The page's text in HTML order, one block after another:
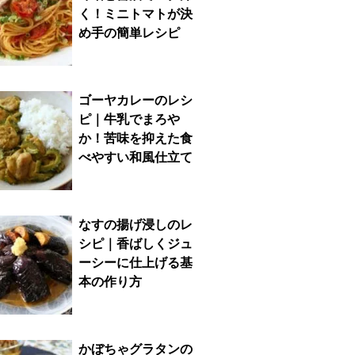
く！ミニトマトが決
め手の簡単レシピ
ゴーヤカレーのレシ
ピ｜牛乳でまろや
か！苦味を抑えた食
べやすい和風仕立て
なすの揚げ浸しのレ
シピ｜香ばしくジュ
ーシーに仕上げる基
本の作り方
かぼちゃグラタンの